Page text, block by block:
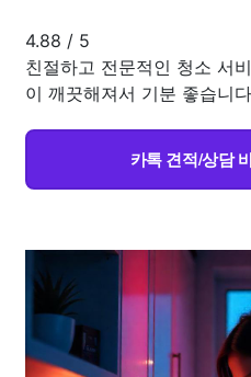
4.88 / 5
친절하고 전문적인 청소 서
이 깨끗해져서 기분 좋습니
카톡 견적/상담